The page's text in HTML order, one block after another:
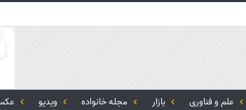
علم و فناوری بازار مجله خانواده ویدیو